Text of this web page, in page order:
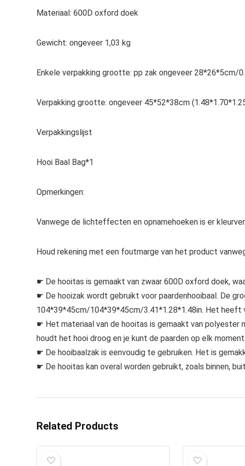
Materiaal: 600D oxford doek
Gewicht: ongeveer 1,03 kg
Enkele verpakking grootte: pp zak ongeveer 28*26*5cm/
Verpakking grootte: ongeveer 45*52*38cm
Verpakkingslijst
Hooi Baal Bag*1
Opmerkingen:
Vanwege de lichteffecten en opnamehoeken is er
Houd rekening met een foutmarge van het product
☛ De hooitas is gemaakt van zwaar 600D oxford doek,
☛ De hooizak wordt gebruikt voor paardenhooibaal. De
104*39*45cm/104*39*45cm/3.41*1.28*1.48in. Het heeft
☛ Het materiaal van de hooitas is gemaakt van
houdt het hooi droog en je kunt de paarden op elk
☛ De hooibaalzak is eenvoudig te gebruiken. Het is
☛ De hooitas kan overal worden gebruikt, zoals binnen,
Related Products